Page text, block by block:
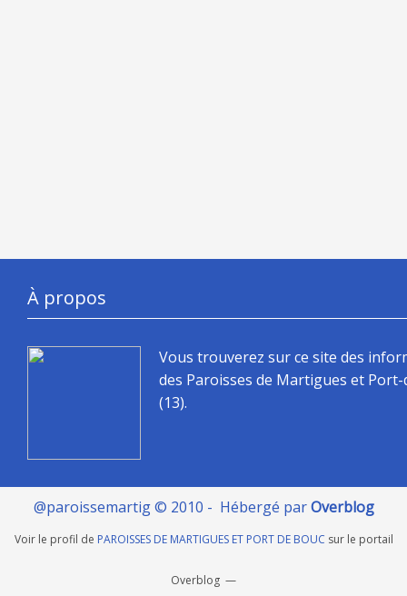
À propos
Vous trouverez sur ce site des
des Paroisses de Martigues et
(13).
@paroissemartig © 2010 - Hébergé parOverblog
Voir le profil de PAROISSES DE MARTIGUES ET PORT DE BOUC sur le portail
Overblog